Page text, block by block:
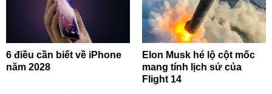
6 điều cần biết về iPhone
năm 2028
Elon Musk hé lộ cột mốc
mang tính lịch sử của
Flight 14